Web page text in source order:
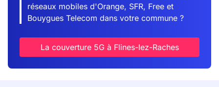
réseaux mobiles d'Orange, SFR, Free et
Bouygues Telecom dans votre commune ?
La couverture 5G à Flines-lez-Raches